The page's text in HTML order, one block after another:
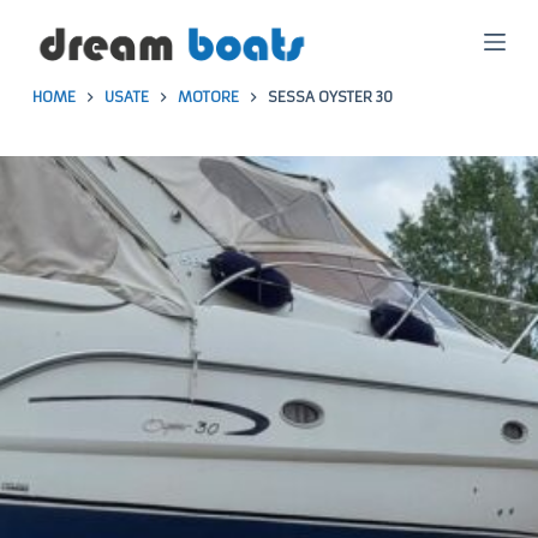
t
l
c
n
n
HOME USATE MOTORE SESSA OYSTER 30